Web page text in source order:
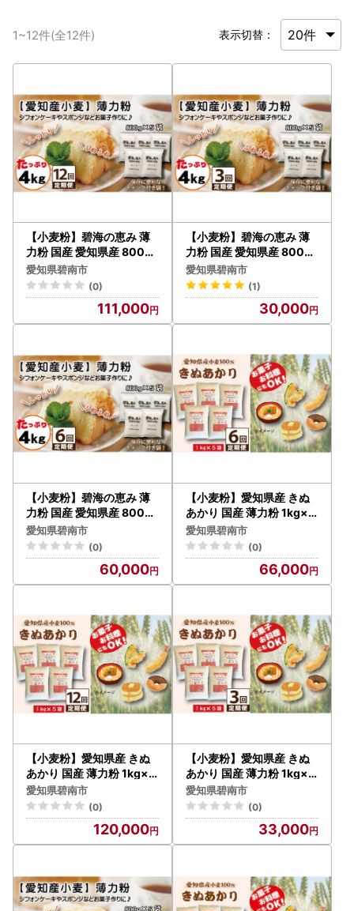
1~12件(全12件) 表示切替：
【小麦粉】碧海の恵み 薄
力粉 国産 愛知県産 800g
×5袋(計4kg) 定期便12回
H008-264
愛知県碧南市
(0)
111,000
【小麦粉】碧海の恵み 薄
力粉 国産 愛知県産 800g
×5袋(計4kg) 定期便3回 H
008-263
愛知県碧南市
(1)
30,000
【小麦粉】碧海の恵み 薄
力粉 国産 愛知県産 800g
×5袋(計4kg) 定期便6回 H
008-268
愛知県碧南市
(0)
60,000
【小麦粉】愛知県産 きぬ
あかり 国産 薄力粉 1kg×5
袋(計5kg) 定期便6回 H00
8-269
愛知県碧南市
(0)
66,000
【小麦粉】愛知県産 きぬ
あかり 国産 薄力粉 1kg×5
袋(計5kg) 定期便12回 H0
08-270
愛知県碧南市
(0)
120,000
【小麦粉】愛知県産 きぬ
あかり 国産 薄力粉 1kg×5
袋(計5kg) 定期便3回 H00
8-265
愛知県碧南市
(0)
33,000